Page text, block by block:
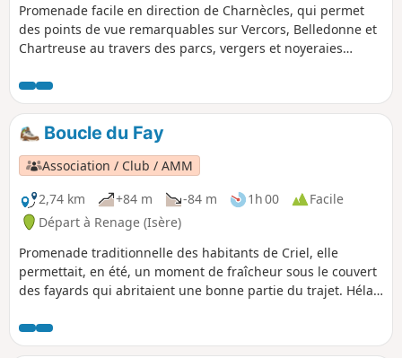
Promenade facile en direction de Charnècles, qui permet
des points de vue remarquables sur Vercors, Belledonne et
Chartreuse au travers des parcs, vergers et noyeraies
Boucle du Fay
Association / Club / AMM
2,74 km
+84 m -84 m 1h 00
Facile
Départ à Renage (Isère)
Promenade traditionnelle des habitants de Criel, elle
permettait, en été, un moment de fraîcheur sous le couvert
des fayards qui abritaient une bonne partie du trajet. Hélas,
modernes des bûcherons, ont déterioré le petit chemin en
sous-bois.